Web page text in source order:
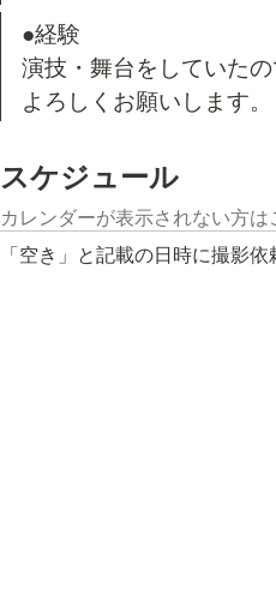
●経験
演技・舞台をしていた
よろしくお願いします。
スケジュール
カレンダーが表示されない方は
「空き」と記載の日時に撮影依